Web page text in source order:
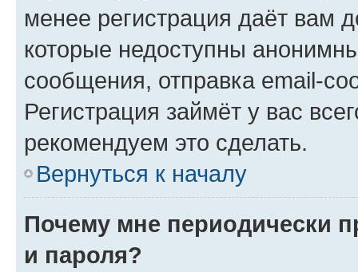
менее регистрация даёт вам
которые недоступны
сообщения, отправка email-
Регистрация займёт у вас
рекомендуем это сделать.
Вернуться к началу
Почему мне периодически
и пароля?